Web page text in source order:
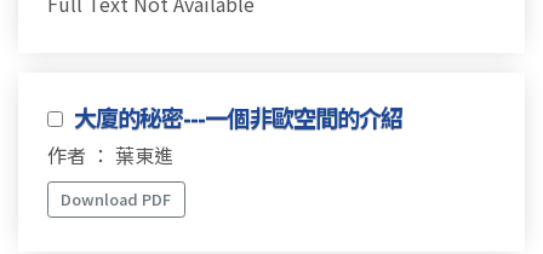
大廈的秘密---一個非歐空間的介紹
作者 ： 葉東進
Download PDF